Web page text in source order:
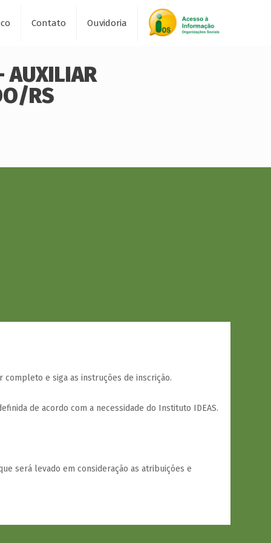
Contato Ouvidoria
AUXILIAR
RS
e siga as instruções de inscrição.
de acordo com a necessidade do Instituto IDEAS.
será levado em consideração as atribuições e